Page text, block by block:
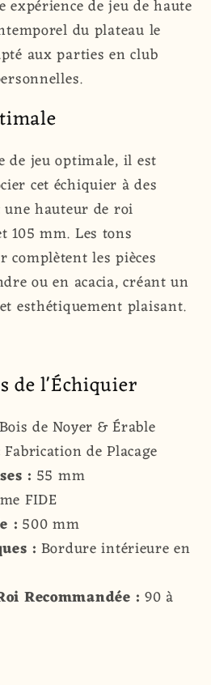
de jeu de haute
du plateau le
aux parties en club
de jeu optimale, il est
cet échiquier à des
une hauteur de roi
105 mm. Les tons
complètent les pièces
ou en acacia, créant un
esthétiquement plaisant.
de l'Échiquier
Bois de Noyer & Érable
Fabrication de Placage
: 55 mm
FIDE
: 500 mm
: Bordure intérieure en
Recommandée : 90 à